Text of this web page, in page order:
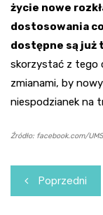
życie nowe
dostosowania
dostępne są już
skorzystać z tego
zmianami, by
niespodzianek na
Źródło: facebook.com/
wpisu
Poprzedni